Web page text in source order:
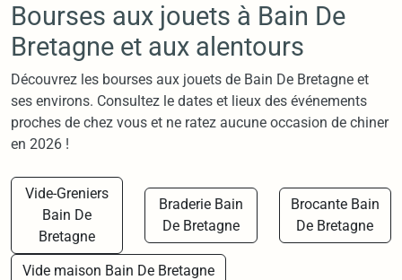
Bourses aux jouets à Bain De
Bretagne et aux alentours
Découvrez les bourses aux jouets de Bain De Bretagne et
ses environs. Consultez le dates et lieux des événements
proches de chez vous et ne ratez aucune occasion de chiner
en 2026 !
Vide-Greniers
Bain De
Bretagne
Braderie Bain
De Bretagne
Brocante Bain
De Bretagne
Vide maison Bain De Bretagne